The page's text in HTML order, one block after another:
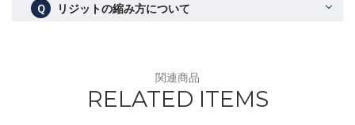
Ｑ リジットの縮み方について
関連商品
RELATED ITEMS